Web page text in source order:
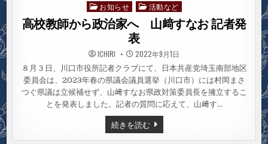
Posted
in
お知らせ 活動など
高校教師から政治家へ 山﨑すなお 記者発
表
ICHIRI 2022年9月1日
８月３日、川口市役所記者クラブにて、日本共産党埼玉南部地区
委員会は、2023年春の県議会議員選挙（川口市）には村岡まさ
つぐ県議は立候補せず、山﨑すなお県政対策委員長を擁立するこ
とを発表しました。記者の質問に応えて、山﨑す…
続きを読む高
校
教